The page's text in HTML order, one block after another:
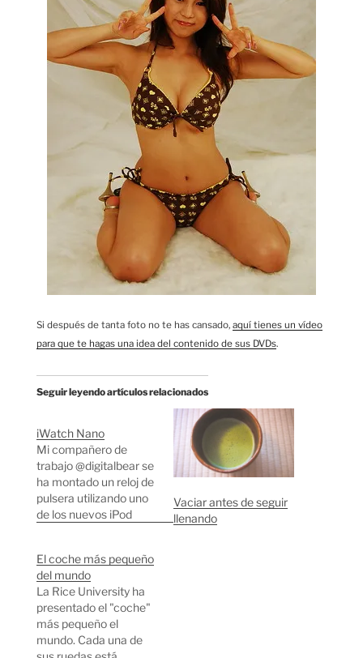
Si después de tanta foto no te has cansado, aquí tienes un vídeo
para que te hagas una idea del contenido de sus DVDs.
Seguir leyendo artículos relacionados
iWatch Nano
Mi compañero de
trabajo @digitalbear se
ha montado un reloj de
pulsera utilizando uno
de los nuevos iPod
Vaciar antes de seguir
llenando
El coche más pequeño
del mundo
La Rice University ha
presentado el "coche"
más pequeño el
mundo. Cada una de